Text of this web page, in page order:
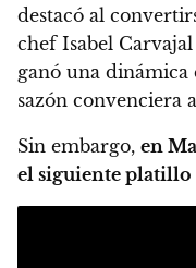
destacó al
chef Isabel
ganó una dinámica
sazón convenciera
Sin embargo, en
el siguiente platillo